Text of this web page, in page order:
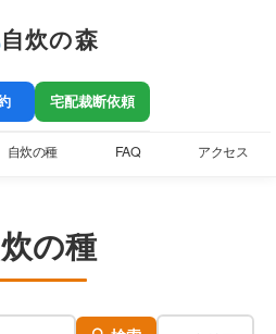
自炊の森
宅配裁断依頼
自炊の種 FAQ アクセス
の種